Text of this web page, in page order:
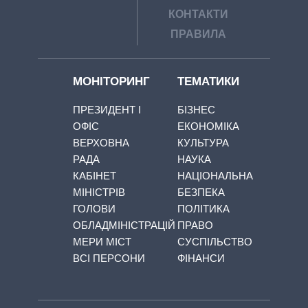
КОНТАКТИ
ПРАВИЛА
МОНІТОРИНГ
ПРЕЗИДЕНТ І
ОФІС
ВЕРХОВНА
РАДА
КАБІНЕТ
МІНІСТРІВ
ГОЛОВИ
ОБЛАДМІНІСТРАЦІЙ
МЕРИ МІСТ
ВСІ ПЕРСОНИ
ТЕМАТИКИ
БІЗНЕС
ЕКОНОМІКА
КУЛЬТУРА
НАУКА
НАЦІОНАЛЬНА
БЕЗПЕКА
ПОЛІТИКА
ПРАВО
СУСПІЛЬСТВО
ФІНАНСИ